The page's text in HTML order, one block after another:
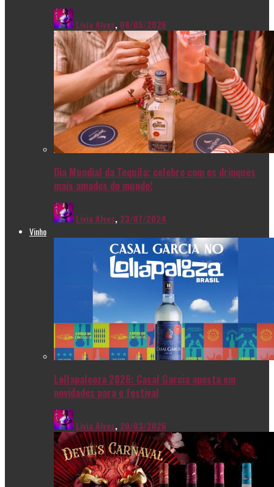
Livia Alves, 08/05/2026
Dia Mundial da Tequila: celebre com os drinques
mais amados do mundo!
Livia Alves, 23/07/2024
Vinho
Lollapalooza 2026: Casal Garcia aposta em
novidades para o festival
Livia Alves, 20/03/2026